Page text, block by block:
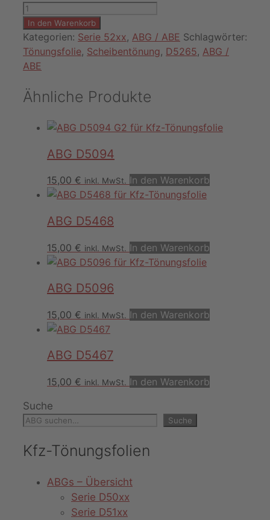
ABG
D5265
Menge
In den Warenkorb
Kategorien: Serie 52xx, ABG / ABE Schlagwörter:
Tönungsfolie, Scheibentönung, D5265, ABG /
ABE
Ähnliche Produkte
ABG D5094
15,00 € inkl. MwSt. In den Warenkorb
ABG D5468
15,00 € inkl. MwSt. In den Warenkorb
ABG D5096
15,00 € inkl. MwSt. In den Warenkorb
ABG D5467
15,00 € inkl. MwSt. In den Warenkorb
Suche
Suche
Kfz-Tönungsfolien
ABGs – Übersicht
Serie D50xx
Serie D51xx